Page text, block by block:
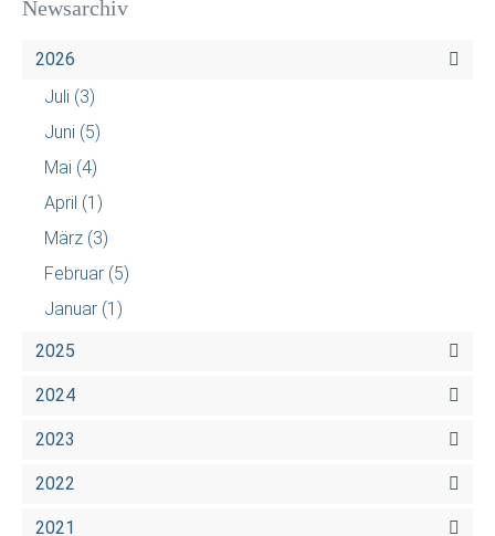
Newsarchiv
2026
Juli (3)
Juni (5)
Mai (4)
April (1)
März (3)
Februar (5)
Januar (1)
2025
2024
2023
2022
2021